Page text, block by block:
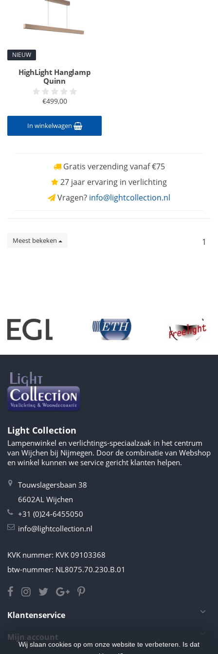
NIEUW
HighLight Hanglamp
Quinn
€499,00
In winkelwagen
Gratis verzending vanaf €75
27 jaar ervaring in verlichting
Vragen? info@lightcollection.nl
Meest bekeken 1
Light Collection
Lampenwinkel en verlichtings-speciaalzaak in het centrum
van Wijchen bij Nijmegen. Door de combinatie van Webshop
en winkel kunnen we service gericht klanten helpen.
Touwslagersbaan 38
6602AL Wijchen
+31 (0)24-6455050
info@lightcollection.nl
KVK nummer: KVK 09103368
btw-nummer: NL8075.70.230.B.01
Klantenservice
Mijn account
Wij slaan cookies op om onze website te verbeteren. Is dat